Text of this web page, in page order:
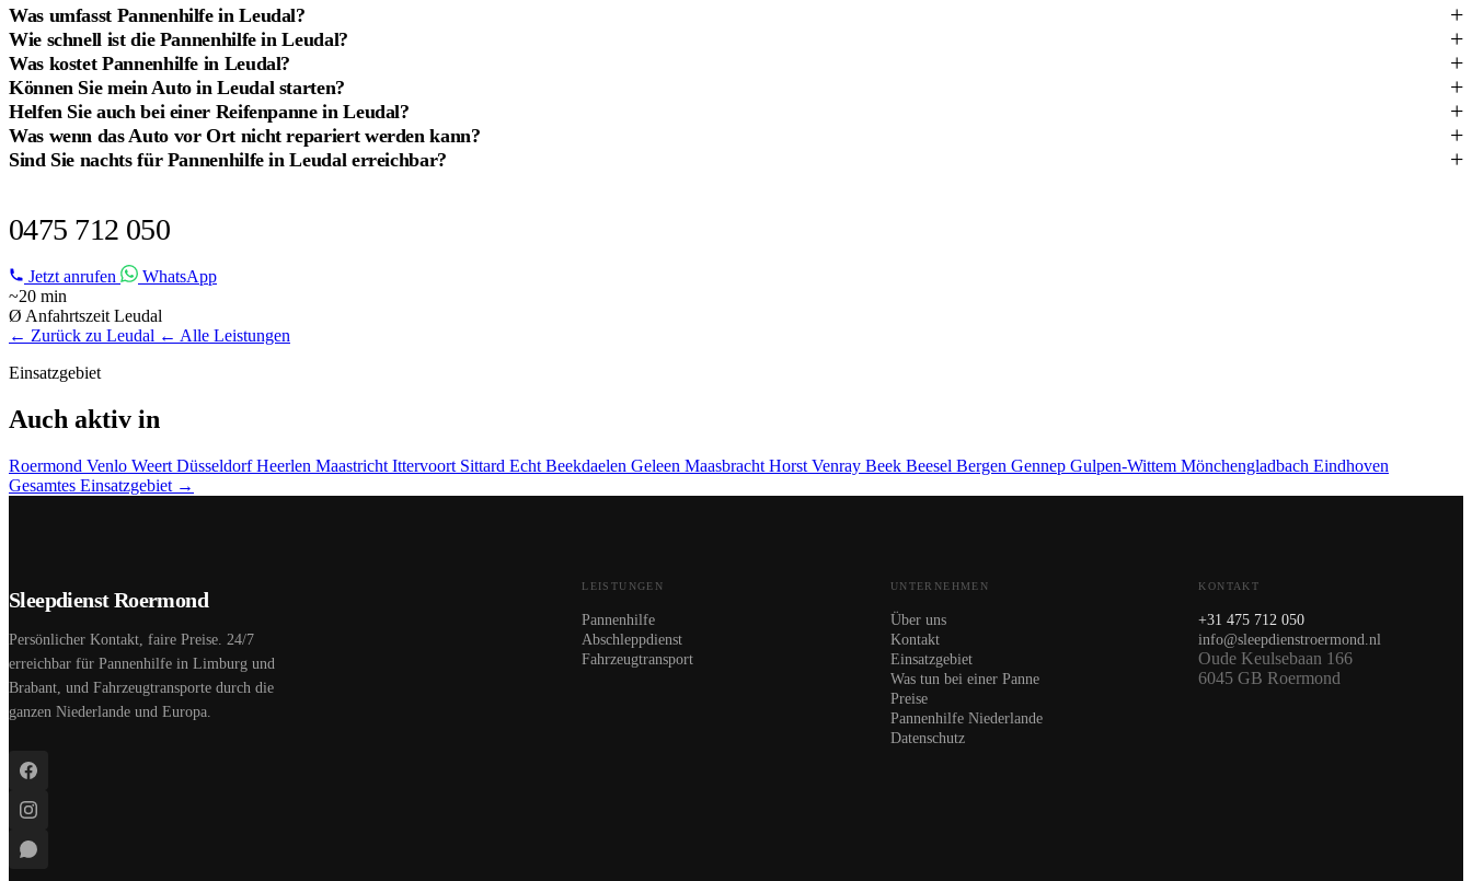
Was umfasst Pannenhilfe in Leudal? +
Wie schnell ist die Pannenhilfe in Leudal? +
Was kostet Pannenhilfe in Leudal? +
Können Sie mein Auto in Leudal starten? +
Helfen Sie auch bei einer Reifenpanne in Leudal? +
Was wenn das Auto vor Ort nicht repariert werden kann? +
Sind Sie nachts für Pannenhilfe in Leudal erreichbar? +
0475 712 050
Jetzt anrufen
WhatsApp
~20 min
Ø Anfahrtszeit Leudal
← Zurück zu Leudal ← Alle Leistungen
Einsatzgebiet
Auch aktiv in
Roermond Venlo Weert DüsseldorfHeerlen Maastricht Ittervoort Sittard Echt Beekdaelen Geleen Maasbracht Horst Venray Beek Beesel Bergen Gennep Gulpen-Wittem Mönchengladbach Eindhoven
Gesamtes Einsatzgebiet →
Sleepdienst Roermond
Persönlicher Kontakt, faire Preise. 24/7
erreichbar für Pannenhilfe in Limburg und
Brabant, und Fahrzeugtransporte durch die
ganzen Niederlande und Europa.
LEISTUNGEN
Pannenhilfe
Abschleppdienst
Fahrzeugtransport
UNTERNEHMEN
Über uns
Kontakt
Einsatzgebiet
Was tun bei einer Panne
Preise
Pannenhilfe Niederlande
Datenschutz
KONTAKT
+31 475 712 050
info@sleepdienstroermond.nl
Oude Keulsebaan 166
6045 GB Roermond